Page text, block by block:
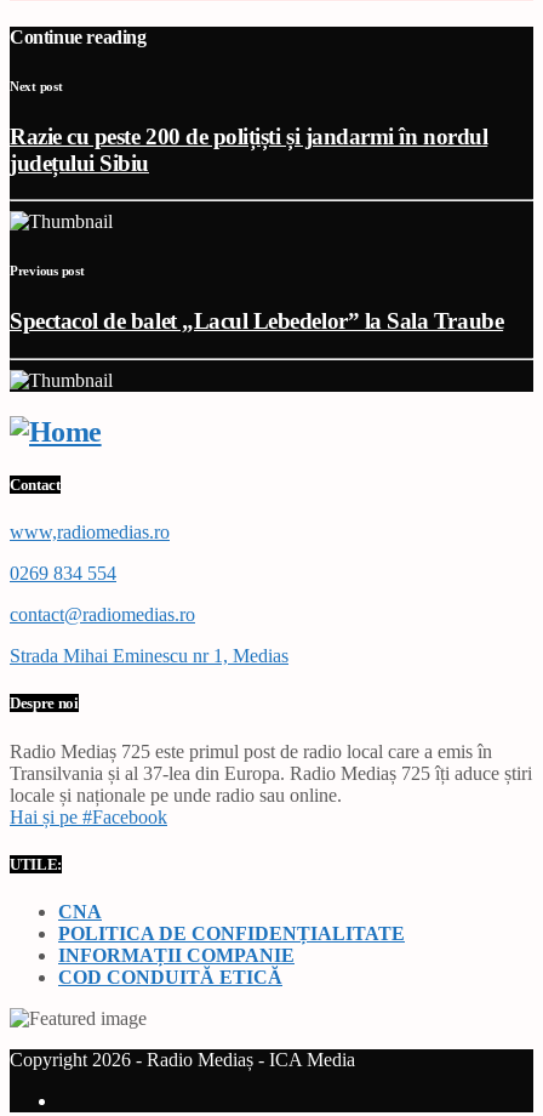
Continue reading
Next post
Razie cu peste 200 de polițiști și jandarmi în nordul
județului Sibiu
Previous post
Spectacol de balet „Lacul Lebedelor” la Sala Traube
Contact
www,radiomedias.ro
0269 834 554
contact@radiomedias.ro
Strada Mihai Eminescu nr 1, Medias
Despre noi
Radio Mediaș 725 este primul post de radio local care a emis în
Transilvania și al 37-lea din Europa. Radio Mediaș 725 îți aduce știri
locale și naționale pe unde radio sau online.
Hai și pe #Facebook
UTILE:
CNA
POLITICA DE CONFIDENȚIALITATE
INFORMAȚII COMPANIE
COD CONDUITĂ ETICĂ
Copyright 2026 - Radio Mediaș - ICA Media